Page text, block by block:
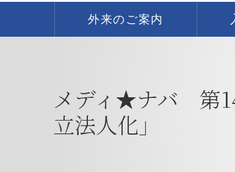
外来のご案内
メディ★ナバ 第
立法人化」